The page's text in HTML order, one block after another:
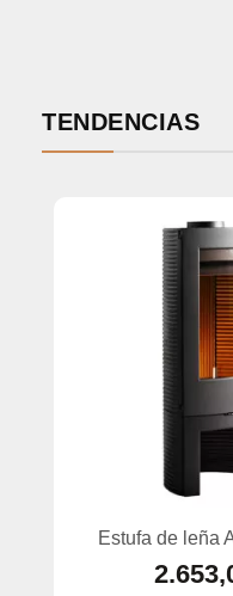
TENDENCIAS
Estufa de leña